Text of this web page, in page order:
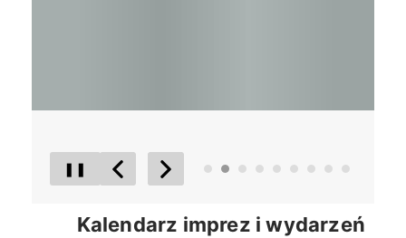
❚❚
Poprzedni Element
Następny Element
Kalendarz imprez i wydarzeń